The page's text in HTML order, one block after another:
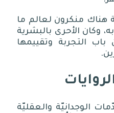
هناك منكرون لعالم ما
وكان الأحرى بالبشرية
باب التجربة وتقييمها
.
الوجدانيّة والعقليّة